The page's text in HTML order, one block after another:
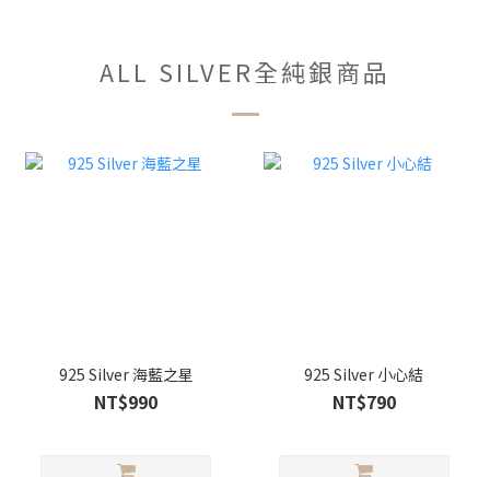
ALL SILVER全純銀商品
925 Silver 海藍之星
NT$990
925 Silver 小心結
NT$790